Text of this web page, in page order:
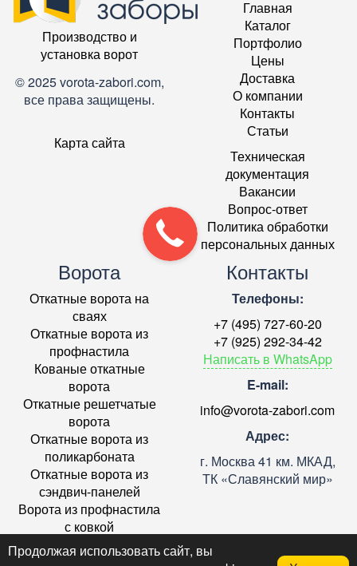
Производство и
установка ворот
© 2025 vorota-zabori.com,
все права защищены.
Карта сайта
Главная
Каталог
Портфолио
Цены
Доставка
О компании
Контакты
Статьи
Техническая
документация
Вакансии
Вопрос-ответ
Политика обработки
персональных данных
Ворота
Откатные ворота на
сваях
Откатные ворота из
профнастила
Кованые откатные
ворота
Откатные решетчатые
ворота
Откатные ворота из
поликарбоната
Откатные ворота из
сэндвич-панелей
Ворота из профнастила
с ковкой
Ремонт откатных ворот в
Москве
Контакты
Телефоны:
+7 (495) 727-60-20
+7 (925) 292-34-42
Написать в WhatsApp
E-mail:
info@vorota-zabori.com
Адрес:
г. Москва 41 км. МКАД,
ТК «Славянский мир»
Продолжая использовать сайт, вы